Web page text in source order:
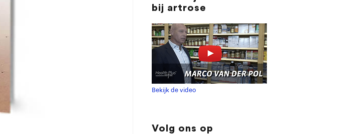
bij artrose
Bekijk de video
Volg ons op